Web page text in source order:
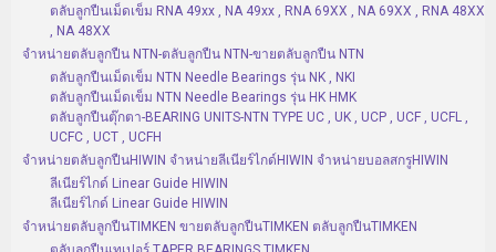
ตลับลูกปืนเม็ดเข็ม RNA 49xx , NA 49xx , RNA 69XX , NA 69XX , RNA 48XX
, NA 48XX
จำหน่ายตลับลูกปืน NTN-ตลับลูกปืน NTN-ขายตลับลูกปืน NTN
ตลับลูกปืนเม็ดเข็ม NTN Needle Bearings รุ่น NK , NKI
ตลับลูกปืนเม็ดเข็ม NTN Needle Bearings รุ่น HK HMK
ตลับลูกปืนตุ๊กตา-BEARING UNITS-NTN TYPE UC , UK , UCP , UCF , UCFL ,
UCFC , UCT , UCFH
จำหน่ายตลับลูกปืนHIWIN จำหน่ายลีเนียร์ไกด์HIWIN จำหน่ายบอลสกรูHIWIN
ลีเนียร์ไกด์ Linear Guide HIWIN
ลีเนียร์ไกด์ Linear Guide HIWIN
จำหน่ายตลับลูกปืนTIMKEN ขายตลับลูกปืนTIMKEN ตลับลูกปืนTIMKEN